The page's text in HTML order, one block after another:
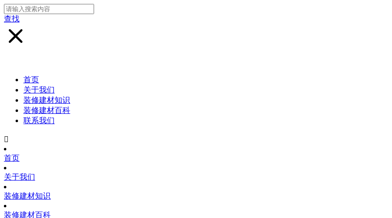
查找
首页
关于我们
装修建材知识
装修建材百科
联系我们

首页
关于我们
装修建材知识
装修建材百科